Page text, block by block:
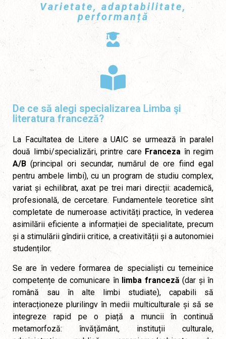
Varietate, adaptabilitate,
performanță
De ce să alegi specializarea Limba şi
literatura franceză?
La Facultatea de Litere a UAIC se urmează în paralel
două limbi/specializări, printre care Franceza în regim
A/B (principal ori secundar, numărul de ore fiind egal
pentru ambele limbi), cu un program de studiu complex,
variat și echilibrat, axat pe trei mari direcții: academică,
profesională, de cercetare. Fundamentele teoretice sînt
completate de numeroase activități practice, în vederea
asimilării eficiente a informației de specialitate, precum
și a stimulării gîndirii critice, a creativității și a autonomiei
studenților.
Se are în vedere formarea de specialiști cu temeinice
competențe de comunicare în limba franceză (dar și în
română sau în alte limbi studiate), capabili să
interacționeze plurilingv în medii multiculturale și să se
integreze rapid pe o piață a muncii în continuă
metamorfoză: învățământ, instituții culturale,